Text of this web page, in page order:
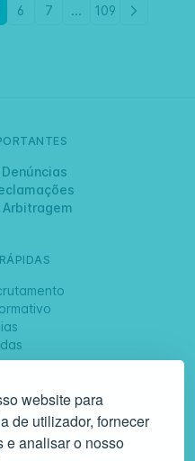
website para
de utilizador, fornecer
e analisar o nosso
6 7 ... 109